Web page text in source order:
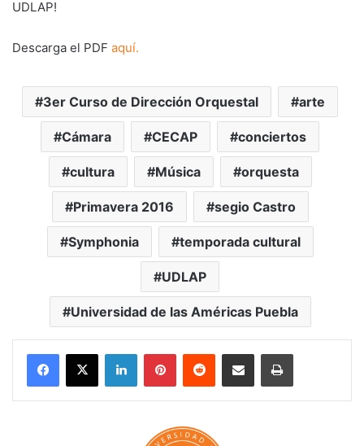
UDLAP!
Descarga el PDF aquí.
3er Curso de Dirección Orquestal arte
Cámara CECAP conciertos
cultura Música orquesta
Primavera 2016 segio Castro
Symphonia temporada cultural
UDLAP
Universidad de las Américas Puebla
LinkedInPinterestReddit Share via Email Print